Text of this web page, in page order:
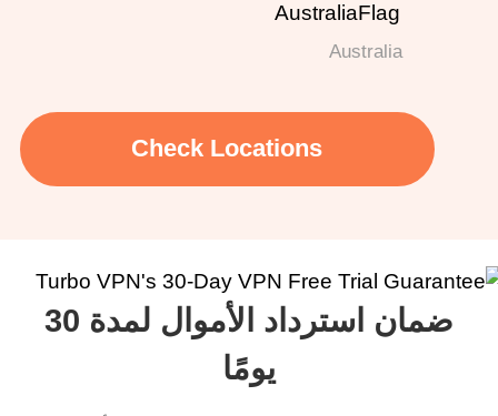
Australia
Check Locations
ضمان استرداد الأموال لمدة 30
يومًا